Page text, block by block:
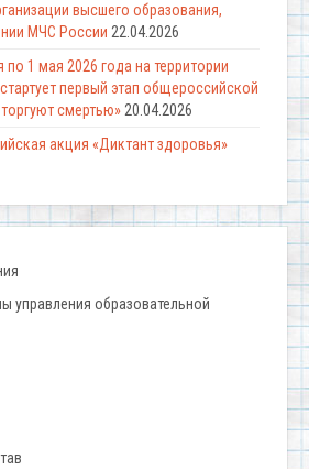
высшего образования,
МЧС России 22.04.2026
по 1 мая 2026 года на территории
первый этап общероссийской
смертью»20.04.2026
акция «Диктант здоровья»
управления образовательной